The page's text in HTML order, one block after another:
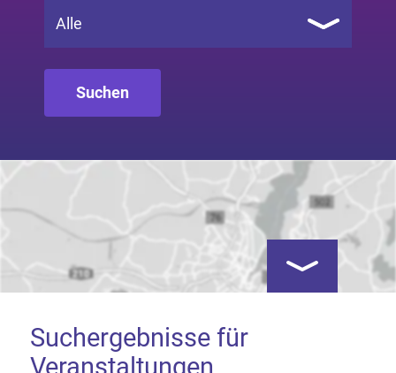
Alle
Kartenansicht
Suchergebnisse für